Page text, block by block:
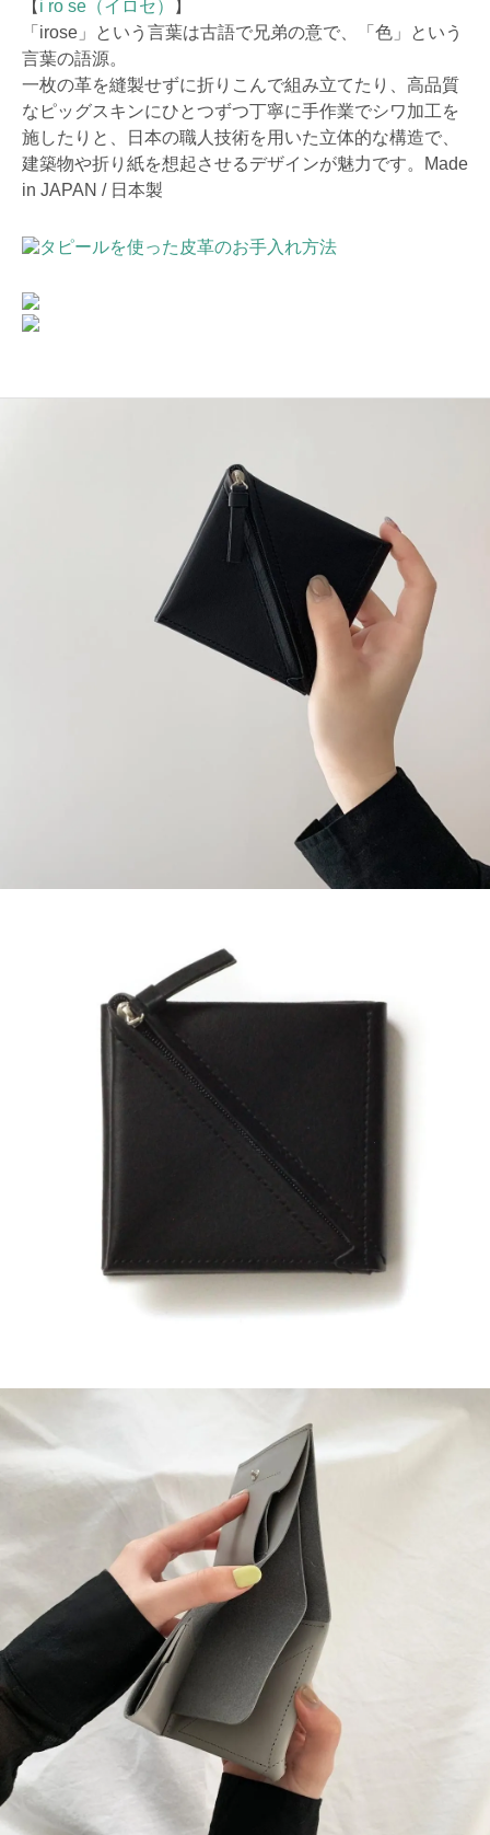
【 i ro se（イロセ）
】
「irose」という言葉は古語で兄弟の意で、「色」という
言葉の語源。
一枚の革を縫製せずに折りこんで組み立てたり、高品質
なピッグスキンにひとつずつ丁寧に手作業でシワ加工を
施したりと、日本の職人技術を用いた立体的な構造で、
建築物や折り紙を想起させるデザインが魅力です。Made
in JAPAN / 日本製